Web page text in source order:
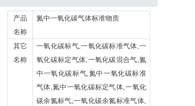
产品
名称
氮中一氧化碳气体标准物质
其它
名称
一氧化碳标气,一氧化碳标准气体,一
氧化碳标定气体,一氧化碳混合气,氮
中一氧化碳标气,氮中一氧化碳标准
气体,氮中一氧化碳标定气体,一氧化
碳余氮标气,一氧化碳余氮标准气体,